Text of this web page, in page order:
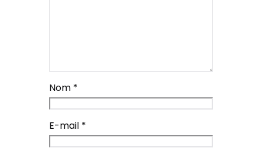
Nom *
E-mail *